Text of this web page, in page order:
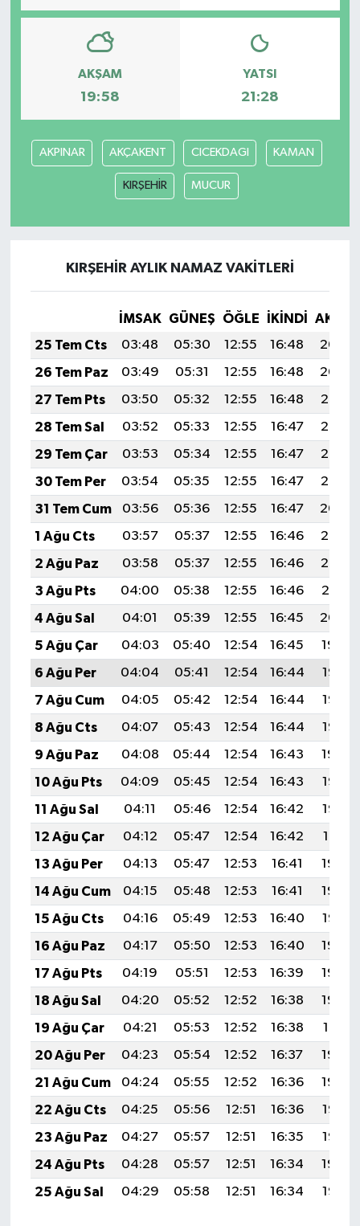
AKŞAM
19:58
YATSI
21:28
AKPINAR AKÇAKENT CICEKDAGI KAMAN
KIRŞEHİR MUCUR
KIRŞEHİR AYLIK NAMAZ VAKITLERI
İMSAK GÜNEŞ ÖĞLE İKINDI
25 Tem Cts
03:48 05:30 12:55 16:48
20:09
26 Tem Paz
03:49 05:31 12:55 16:48
20:09
27 Tem Pts
03:50 05:32 12:55 16:48
20:08
28 Tem Sal
03:52 05:33 12:55 16:47
20:07
29 Tem Çar
03:53 05:34 12:55 16:47
20:06
30 Tem Per
03:54 05:35 12:55 16:47
20:05
31 Tem Cum
03:56 05:36 12:55 16:47
20:04
1 Ağu Cts
03:57 05:37 12:55 16:46
20:03
2 Ağu Paz
03:58 05:37 12:55 16:46
20:02
3 Ağu Pts
04:00 05:38 12:55 16:46
20:01
4 Ağu Sal
04:01 05:39 12:55 16:45
20:00
5 Ağu Çar
04:03 05:40 12:54 16:45
19:59
6 Ağu Per
04:04 05:41 12:54 16:44
19:58
7 Ağu Cum
04:05 05:42 12:54 16:44
19:57
8 Ağu Cts
04:07 05:43 12:54 16:44
19:55
9 Ağu Paz
04:08 05:44 12:54 16:43
19:54
10 Ağu Pts
04:09 05:45 12:54 16:43
19:53
11 Ağu Sal
04:11 05:46 12:54 16:42
19:52
12 Ağu Çar
04:12 05:47 12:54 16:42
19:51
13 Ağu Per
04:13 05:47 12:53 16:41
19:49
14 Ağu Cum
04:15 05:48 12:53 16:41
19:48
15 Ağu Cts
04:16 05:49 12:53 16:40
19:47
16 Ağu Paz
04:17 05:50 12:53 16:40
19:45
17 Ağu Pts
04:19 05:51 12:53 16:39
19:44
18 Ağu Sal
04:20 05:52 12:52 16:38
19:43
19 Ağu Çar
04:21 05:53 12:52 16:38
19:41
20 Ağu Per
04:23 05:54 12:52 16:37
19:40
21 Ağu Cum
04:24 05:55 12:52 16:36
19:39
22 Ağu Cts
04:25 05:56 12:51 16:36
19:37
23 Ağu Paz
04:27 05:57 12:51 16:35
19:36
24 Ağu Pts
04:28 05:57 12:51 16:34
19:34
25 Ağu Sal
04:29 05:58 12:51 16:34 19:33